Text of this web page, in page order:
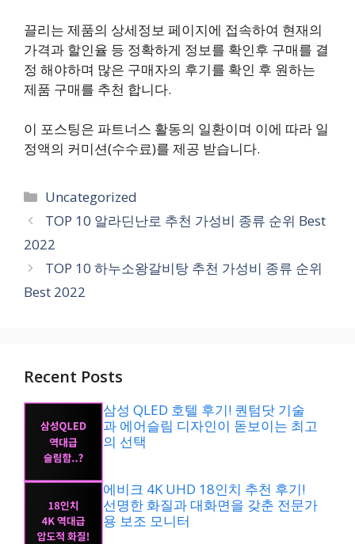
끌리는 제품의 상세정보 페이지에 접속하여 현재의
가격과 할인율 등 정확하게 정보를 확인후 구매를 결
정 해야하며 많은 구매자의 후기를 확인 후 원하는
제품 구매를 추천 합니다.
이 포스팅은 파트너스 활동의 일환이며 이에 따라 일
정액의 커미션(수수료)를 제공 받습니다.
카
테
리
Uncategorized
TOP 10 알라딘난로 추천 가성비 종류 순위 Best
2022
TOP 10 하누소왕갈비탕 추천 가성비 종류 순위
Best 2022
Recent Posts
삼성 QLED 호텔 후기! 퀀텀닷 기술
과 에어슬림 디자인이 돋보이는 최고
의 선택
에비크 4K UHD 18인치 추천 후기!
선명한 화질과 대화면을 갖춘 전문가
용 보조 모니터